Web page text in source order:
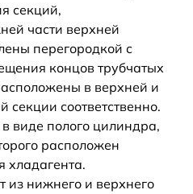
секций,
части верхней
перегородкой с
концов трубчатых
в верхней и
секции соответственно.
виде полого цилиндра,
расположен
хладагента.
из нижнего и верхнего